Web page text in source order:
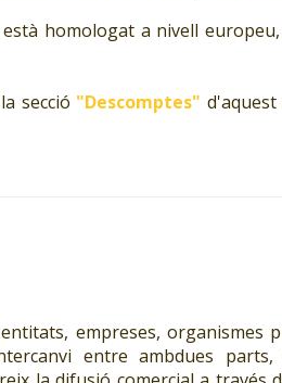
homologat a nivell
secció "Descomptes"
empreses,
entre ambdues